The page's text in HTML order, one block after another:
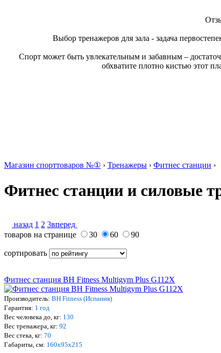
Выбор тренажеров для зала - задача
Спорт может быть увлекательным и забавным –
обхватите плотно кистью этот
Магазин спорттоваров №① › Тренажеры › Фитнес станции ›
Фитнес станции и силовые
назад 1 2 3вперед
товаров на странице
30 60 90
сортировать
Фитнес станция BH Fitness Multigym Plus G112X
Производитель: BH Fitness (Испания)
Гарантия: 1 год
Вес человека до, кг: 130
Вес тренажера, кг: 92
Вес стека, кг: 70
Габариты, см: 160х95х215